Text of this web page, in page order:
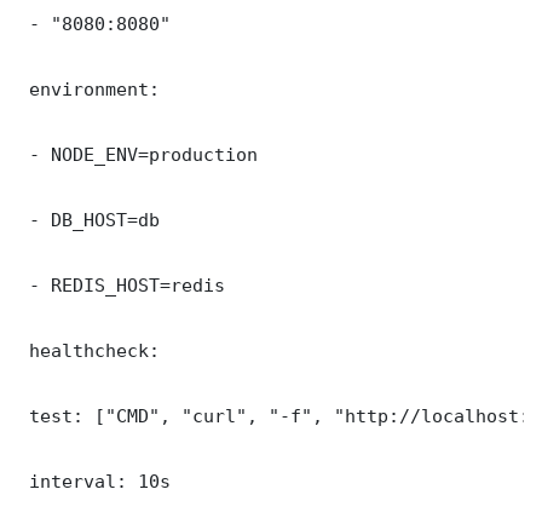
- "8080:8080"
environment:
- NODE_ENV=production
- DB_HOST=db
- REDIS_HOST=redis
healthcheck:
test: ["CMD", "curl", "-f", "http://
interval: 10s